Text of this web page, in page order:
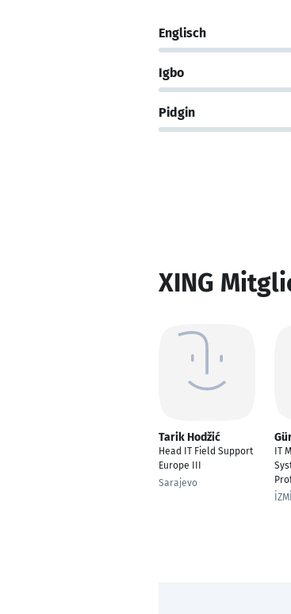
Englisch
Igbo
Pidgin
XING
Tarik Hodžić
Head IT Field Support
Europe III
Sarajevo
IT